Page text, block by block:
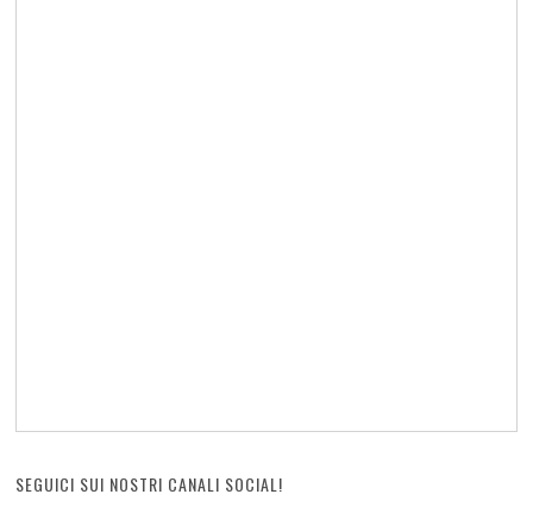
SEGUICI SUI NOSTRI CANALI SOCIAL!